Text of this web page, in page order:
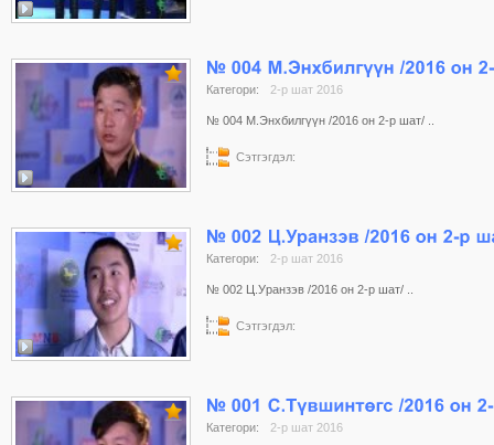
Категори: 2-р шат 2016
№ 004 М.Энхбилгүүн /2016 он 2-р шат/ ..
Сэтгэгдэл:
Категори: 2-р шат 2016
№ 002 Ц.Уранзэв /2016 он 2-р шат/ ..
Сэтгэгдэл:
Категори: 2-р шат 2016